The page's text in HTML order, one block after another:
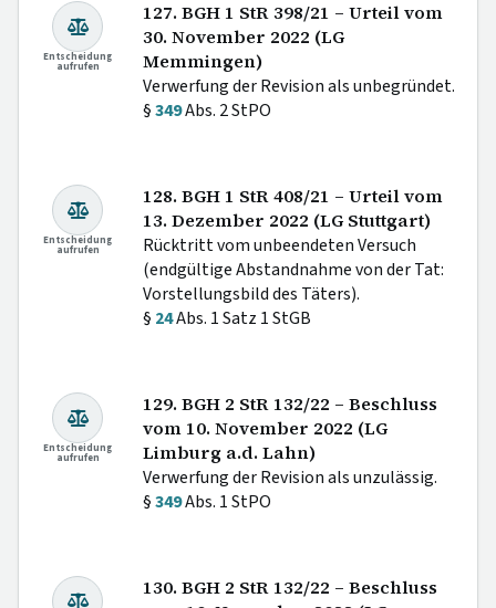
Entscheidung
aufrufen
127. BGH 1 StR 398/21 – Urteil vom
30. November 2022 (LG
Memmingen)
Verwerfung der Revision als unbegründet.
§349Abs. 2 StPO
Entscheidung
aufrufen
128. BGH 1 StR 408/21 – Urteil vom
13. Dezember 2022 (LG Stuttgart)
Rücktritt vom unbeendeten Versuch
(endgültige Abstandnahme von der Tat:
Vorstellungsbild des Täters).
§ 24Abs. 1 Satz 1 StGB
Entscheidung
aufrufen
129. BGH 2 StR 132/22 – Beschluss
vom 10. November 2022 (LG
Limburg a.d. Lahn)
Verwerfung der Revision als unzulässig.
§349Abs. 1 StPO
130. BGH 2 StR 132/22 – Beschluss